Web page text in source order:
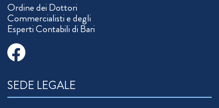
Ordine dei Dottori
Commercialisti e degli
Esperti Contabili di Bari
SEDE LEGALE